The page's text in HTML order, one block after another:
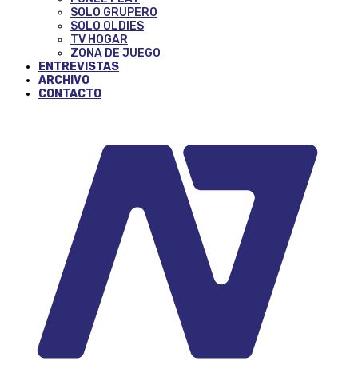
SOLO GRUPERO
SOLO OLDIES
TV HOGAR
ZONA DE JUEGO
ENTREVISTAS
ARCHIVO
CONTACTO